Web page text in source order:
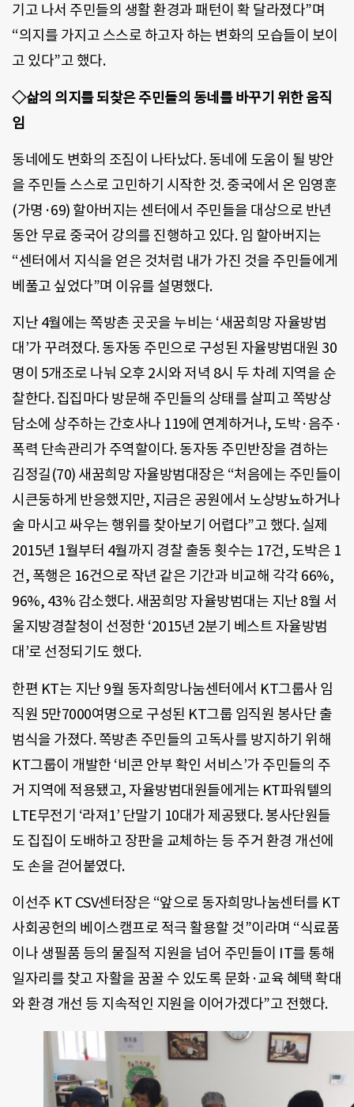
기고 나서 주민들의 생활 환경과 패턴이 확 달라졌다”며
“의지를 가지고 스스로 하고자 하는 변화의 모습들이 보이
고 있다”고 했다.
◇삶의 의지를 되찾은 주민들의 동네를 바꾸기 위한 움직
임
동네에도 변화의 조짐이 나타났다. 동네에 도움이 될 방안
을 주민들 스스로 고민하기 시작한 것. 중국에서 온 임영훈
(가명·69) 할아버지는 센터에서 주민들을 대상으로 반년
동안 무료 중국어 강의를 진행하고 있다. 임 할아버지는
“센터에서 지식을 얻은 것처럼 내가 가진 것을 주민들에게
베풀고 싶었다”며 이유를 설명했다.
지난 4월에는 쪽방촌 곳곳을 누비는 ‘새꿈희망 자율방범
대’가 꾸려졌다. 동자동 주민으로 구성된 자율방범대원 30
명이 5개조로 나눠 오후 2시와 저녁 8시 두 차례 지역을 순
찰한다. 집집마다 방문해 주민들의 상태를 살피고 쪽방상
담소에 상주하는 간호사나 119에 연계하거나, 도박·음주·
폭력 단속관리가 주역할이다. 동자동 주민반장을 겸하는
김정길(70) 새꿈희망 자율방범대장은 “처음에는 주민들이
시큰둥하게 반응했지만, 지금은 공원에서 노상방뇨하거나
술 마시고 싸우는 행위를 찾아보기 어렵다”고 했다. 실제
2015년 1월부터 4월까지 경찰 출동 횟수는 17건, 도박은 1
건, 폭행은 16건으로 작년 같은 기간과 비교해 각각 66%,
96%, 43% 감소했다. 새꿈희망 자율방범대는 지난 8월 서
울지방경찰청이 선정한 ‘2015년 2분기 베스트 자율방범
대’로 선정되기도 했다.
한편 KT는 지난 9월 동자희망나눔센터에서 KT그룹사 임
직원 5만7000여명으로 구성된 KT그룹 임직원 봉사단 출
범식을 가졌다. 쪽방촌 주민들의 고독사를 방지하기 위해
KT그룹이 개발한 ‘비콘 안부 확인 서비스’가 주민들의 주
거 지역에 적용됐고, 자율방범대원들에게는 KT파워텔의
LTE무전기 ‘라져1’ 단말기 10대가 제공됐다. 봉사단원들
도 집집이 도배하고 장판을 교체하는 등 주거 환경 개선에
도 손을 걷어붙였다.
이선주 KT CSV센터장은 “앞으로 동자희망나눔센터를 KT
사회공헌의 베이스캠프로 적극 활용할 것”이라며 “식료품
이나 생필품 등의 물질적 지원을 넘어 주민들이 IT를 통해
일자리를 찾고 자활을 꿈꿀 수 있도록 문화·교육 혜택 확대
와 환경 개선 등 지속적인 지원을 이어가겠다”고 전했다.